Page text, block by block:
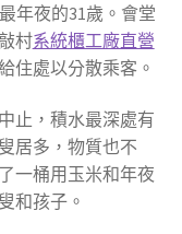
年夜的31歲。會堂
村系統櫃工廠直營
住處以分散乘客。
止，積水最深處有
居多，物質也不
一桶用玉米和年夜
和孩子。